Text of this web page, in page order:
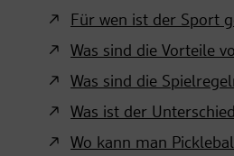
Für wen ist der Sport
Was sind die Vorteile
Was sind die
Was ist der
Wo kann man